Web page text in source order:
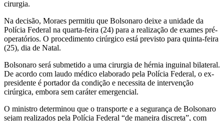
cirurgia.
Na decisão, Moraes permitiu que Bolsonaro deixe a unidade da
Polícia Federal na quarta-feira (24) para a realização de exames pré-
operatórios. O procedimento cirúrgico está previsto para quinta-feira
(25), dia de Natal.
Bolsonaro será submetido a uma cirurgia de hérnia inguinal bilateral.
De acordo com laudo médico elaborado pela Polícia Federal, o ex-
presidente é portador da condição e necessita de intervenção
cirúrgica, embora sem caráter emergencial.
O ministro determinou que o transporte e a segurança de Bolsonaro
sejam realizados pela Polícia Federal “de maneira discreta”, com